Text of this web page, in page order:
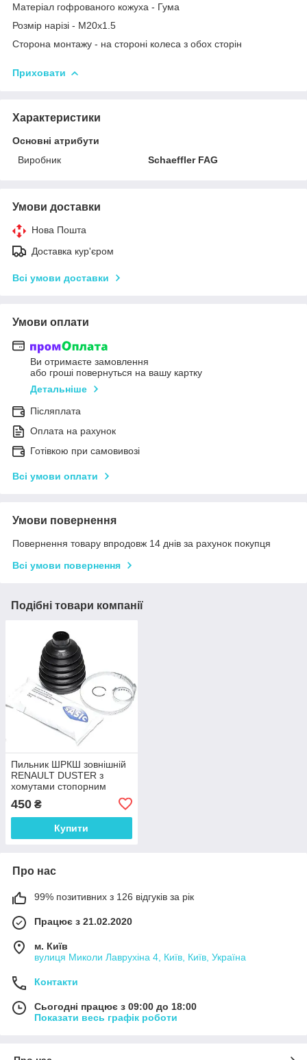
Матеріал гофрованого кожуха - Гума
Розмір нарізі - M20x1.5
Сторона монтажу - на стороні колеса з обох сторін
Приховати
Характеристики
Основні атрибути
Виробник
Schaeffler FAG
Умови доставки
Нова Пошта
Доставка кур'єром
Всі умови доставки
Умови оплати
Ви отримаєте замовлення
або гроші повернуться на вашу картку
Детальніше
Післяплата
Оплата на рахунок
Готівкою при самовивозі
Всі умови оплати
Умови повернення
Повернення товару впродовж 14 днів за рахунок покупця
Всі умови повернення
Подібні товари компанії
Пильник ШРКШ зовнішній
RENAULT DUSTER з
хомутами стопорним
450 ₴
Купити
Про нас
99% позитивних з 126 відгуків за рік
Працює з 21.02.2020
м. Київ
вулиця Миколи Лаврухіна 4, Київ, Київ, Україна
Контакти
Сьогодні працює з 09:00 до 18:00
Показати весь графік роботи